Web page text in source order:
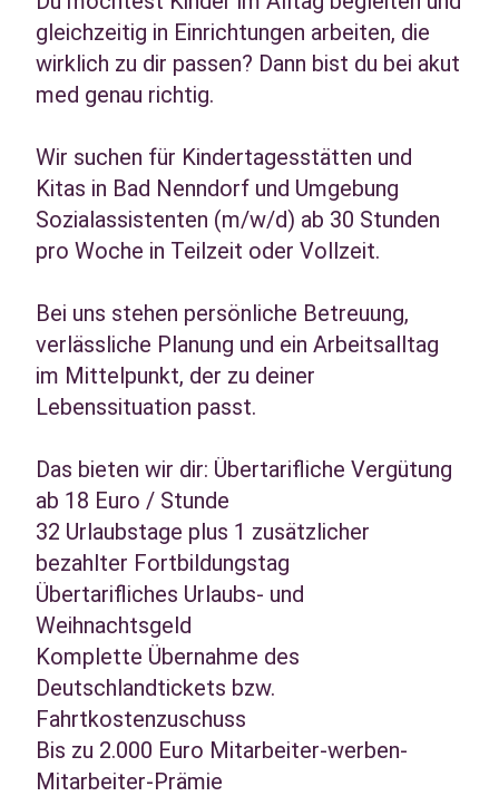
gleichzeitig in Einrichtungen arbeiten, die
wirklich zu dir passen? Dann bist du bei akut
med genau richtig.
Wir suchen für Kindertagesstätten und
Kitas in Bad Nenndorf und Umgebung
Sozialassistenten (m/w/d) ab 30 Stunden
pro Woche in Teilzeit oder Vollzeit.
Bei uns stehen persönliche Betreuung,
verlässliche Planung und ein Arbeitsalltag
im Mittelpunkt, der zu deiner
Lebenssituation passt.
Das bieten wir dir: Übertarifliche Vergütung
ab 18 Euro / Stunde
32 Urlaubstage plus 1 zusätzlicher
bezahlter Fortbildungstag
Übertarifliches Urlaubs- und
Weihnachtsgeld
Komplette Übernahme des
Deutschlandtickets bzw.
Fahrtkostenzuschuss
Bis zu 2.000 Euro Mitarbeiter-werben-
Mitarbeiter-Prämie